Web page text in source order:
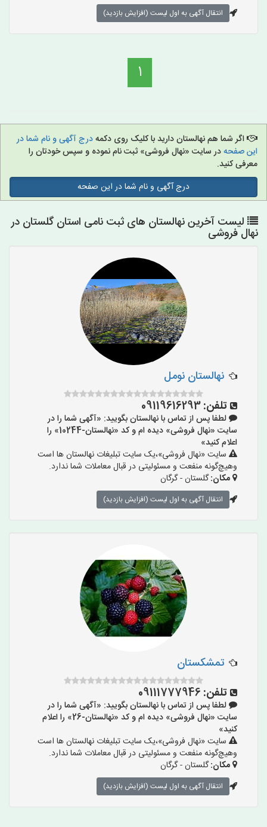
انتقال آگهی به اول لیست (افزایش بازدید)
1
اگر شما هم نهالستان دارید با کلیک روی دکمهدرج آگهی و نام شما در
این صفحهدر سایت «نهال فروشی» ثبت نام نموده و سپس خودتان را
معرفی کنید.
درج آگهی و نام شما در این صفحه
لیست آخرین نهالستان های ثبت نامی استان گلستان در
نهال فروشی
نهالستان نومل
تلفن:09119616293
لطفا پس از تماس با نهالستان بگویید: «آگهی شما را در
سایت «نهال فروشی» دیده ام و کد «نهالستان-10244» را
اعلام کنید»
سایت «نهال فروشی»،یک سایت تبلیغات نهالستان ها است
وهیچ‌گونه منفعت و مسئولیتی در قبال معاملات شما ندارد.
مکان:گلستان - گرگان
انتقال آگهی به اول لیست (افزایش بازدید)
تمشکستان
تلفن: 09111777946
لطفا پس از تماس با نهالستان بگویید: «آگهی شما را در
سایت «نهال فروشی» دیده ام و کد «نهالستان-26» را اعلام
کنید»
سایت «نهال فروشی»،یک سایت تبلیغات نهالستان ها است
وهیچ‌گونه منفعت و مسئولیتی در قبال معاملات شما ندارد.
مکان:گلستان - گرگان
انتقال آگهی به اول لیست (افزایش بازدید)